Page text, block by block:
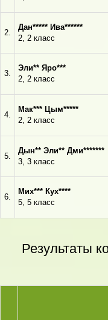
2.
Дан***** Ива******
2, 2 класс
3.
Эли** Яро***
2, 2 класс
4.
Мак*** Цым*****
2, 2 класс
5.
Дын** Эли** Дми*******
3, 3 класс
6.
Мих*** Кух****
5, 5 класс
Результаты